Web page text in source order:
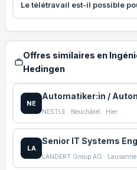
Le télétravail est-il possible
Offres similaires en
Hedingen
NE
Automatiker:in /
NESTLE · Neuchâtel · Hier
LA
Senior IT Systems
LANDERT Group AG · Lausanne